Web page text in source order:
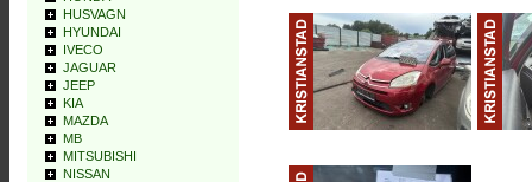
HUSVAGN
HYUNDAI
IVECO
JAGUAR
JEEP
KIA
MAZDA
MB
MITSUBISHI
NISSAN